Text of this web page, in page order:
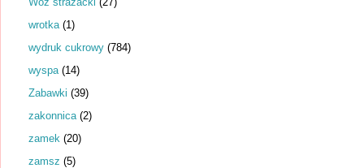
wrotka (1)
wydruk cukrowy (784)
wyspa (14)
Zabawki (39)
zakonnica (2)
zamek (20)
zamsz (5)